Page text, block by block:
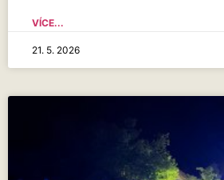
VÍCE...
21. 5. 2026